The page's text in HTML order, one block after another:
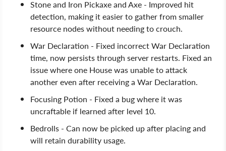
Stone and Iron Pickaxe and Axe - Improved hit
detection, making it easier to gather from smaller
resource nodes without needing to crouch.
War Declaration - Fixed incorrect War Declaration
time, now persists through server restarts. Fixed an
issue where one House was unable to attack
another even after receiving a War Declaration.
Focusing Potion - Fixed a bug where it was
uncraftable if learned after level 10.
Bedrolls - Can now be picked up after placing and
will retain durability usage.